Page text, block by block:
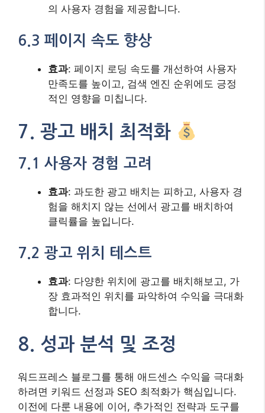
의 사용자 경험을 제공합니다.
6.3 페이지 속도 향상
효과: 페이지 로딩 속도를 개선하여 사용자
만족도를 높이고, 검색 엔진 순위에도 긍정
적인 영향을 미칩니다.
7. 광고 배치 최적화
7.1 사용자 경험 고려
효과: 과도한 광고 배치는 피하고, 사용자 경
험을 해치지 않는 선에서 광고를 배치하여
클릭률을 높입니다.
7.2 광고 위치 테스트
효과: 다양한 위치에 광고를 배치해보고, 가
장 효과적인 위치를 파악하여 수익을 극대화
합니다.
8. 성과 분석 및 조정
워드프레스 블로그를 통해 애드센스 수익을 극대화
하려면 키워드 선정과 SEO 최적화가 핵심입니다.
이전에 다룬 내용에 이어, 추가적인 전략과 도구를